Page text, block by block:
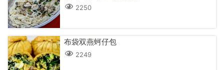
2250
布袋双燕蚵仔包
2249